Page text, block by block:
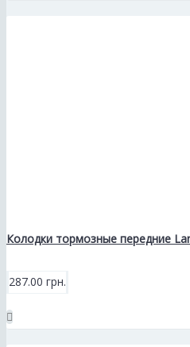
Колодки тормозные передние
287.00 грн.